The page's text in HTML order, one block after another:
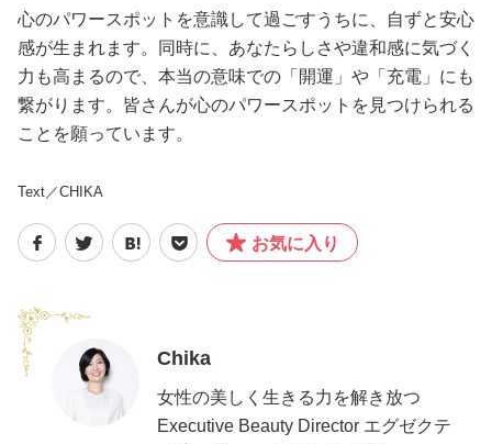
心のパワースポットを意識して過ごすうちに、自ずと安心
感が生まれます。同時に、あなたらしさや違和感に気づく
力も高まるので、本当の意味での「開運」や「充電」にも
繋がります。皆さんが心のパワースポットを見つけられる
ことを願っています。
Text／CHIKA
お気に入り
Chika
女性の美しく生きる力を解き放つ
Executive Beauty Director エグゼクテ